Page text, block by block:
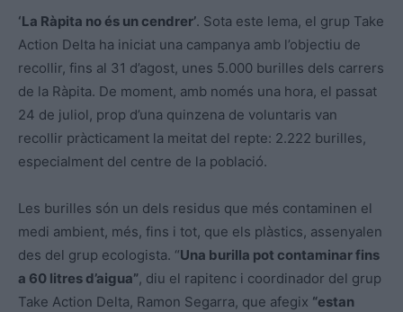
‘La Ràpita no és un cendrer’. Sota este lema, el grup Take
Action Delta ha iniciat una campanya amb l’objectiu de
recollir, fins al 31 d’agost, unes 5.000 burilles dels carrers
de la Ràpita. De moment, amb només una hora, el passat
24 de juliol, prop d’una quinzena de voluntaris van
recollir pràcticament la meitat del repte: 2.222 burilles,
especialment del centre de la població.
Les burilles són un dels residus que més contaminen el
medi ambient, més, fins i tot, que els plàstics, assenyalen
des del grup ecologista. “Una burilla pot contaminar fins
a 60 litres d’aigua”, diu el rapitenc i coordinador del grup
Take Action Delta, Ramon Segarra, que afegix “estan